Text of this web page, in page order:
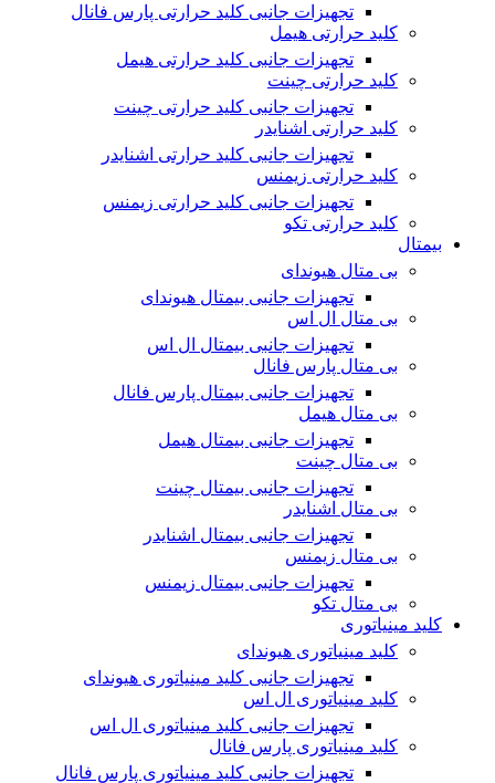
تجهیزات جانبی کلید حرارتی پارس فانال
کلید حرارتی هیمل
تجهیزات جانبی کلید حرارتی هیمل
کلید حرارتی چینت
تجهیزات جانبی کلید حرارتی چینت
کلید حرارتی اشنایدر
تجهیزات جانبی کلید حرارتی اشنایدر
کلید حرارتی زیمنس
تجهیزات جانبی کلید حرارتی زیمنس
کلید حرارتی تکو
بیمتال
بی متال هیوندای
تجهیزات جانبی بیمتال هیوندای
بی متال ال اس
تجهیزات جانبی بیمتال ال اس
بی متال پارس فانال
تجهیزات جانبی بیمتال پارس فانال
بی متال هیمل
تجهیزات جانبی بیمتال هیمل
بی متال چینت
تجهیزات جانبی بیمتال چینت
بی متال اشنایدر
تجهیزات جانبی بیمتال اشنایدر
بی متال زیمنس
تجهیزات جانبی بیمتال زیمنس
بی متال تکو
کلید مینیاتوری
کلید مینیاتوری هیوندای
تجهیزات جانبی کلید مینیاتوری هیوندای
کلید مینیاتوری ال اس
تجهیزات جانبی کلید مینیاتوری ال اس
کلید مینیاتوری پارس فانال
تجهیزات جانبی کلید مینیاتوری پارس فانال